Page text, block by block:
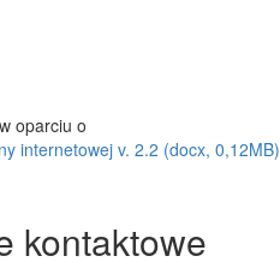
oparciu o
internetowej v. 2.2 (docx, 0,12MB)
kontaktowe